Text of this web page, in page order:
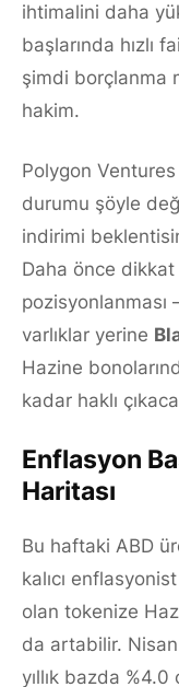
ihtimalini daha
başlarında hızlı
şimdi borçlanma
hakim.
Polygon
durumu şöyle
indirimi
Daha önce
varlıklar yerine
Hazine
kadar haklı
Enflasyon
Haritası
Bu haftaki ABD
kalıcı
olan tokenize
da artabilir.
yıllık bazda